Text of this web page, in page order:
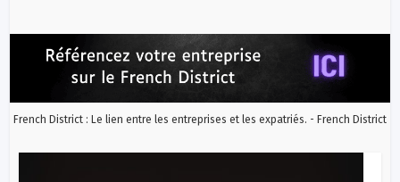
French District : Le lien entre les entreprises et les expatriés. - French District